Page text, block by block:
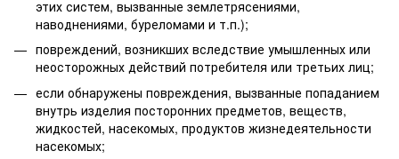
этих систем, вызванные землетрясениями,
наводнениями, буреломами и т.п.);
повреждений, возникших вследствие умышленных или
неосторожных действий потребителя или третьих лиц;
если обнаружены повреждения, вызванные попаданием
внутрь изделия посторонних предметов, веществ,
жидкостей, насекомых, продуктов жизнедеятельности
насекомых;